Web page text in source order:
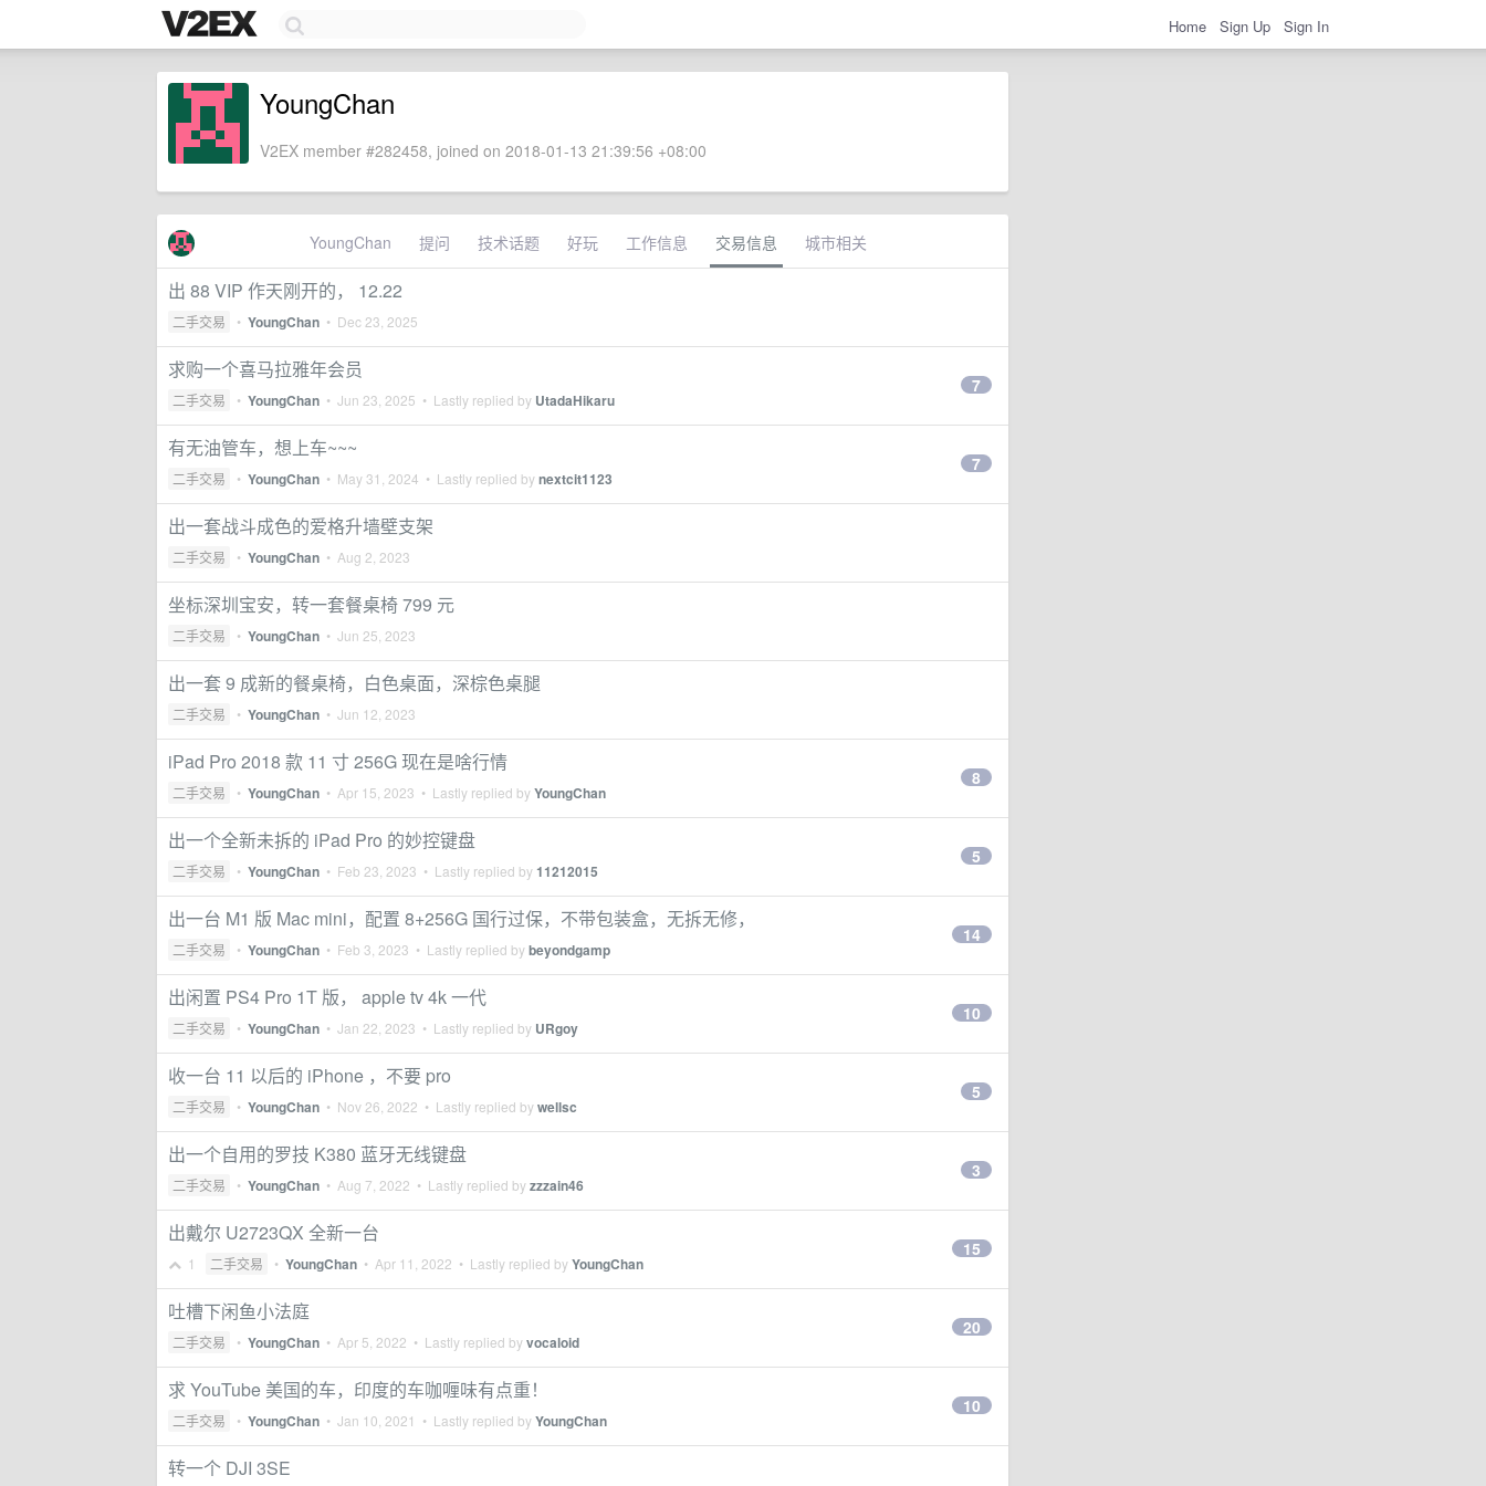
Home Sign Up Sign In
YoungChan
V2EX member #282458, joined on 2018-01-13 21:39:56 +08:00
YoungChan 提问 技术话题 好玩 工作信息 交易信息 城市相关
出 88 VIP 作天刚开的， 12.22
二手交易 • YoungChan • Dec 23, 2025
求购一个喜马拉雅年会员
二手交易 • YoungChan • Jun 23, 2025 • Lastly replied by UtadaHikaru
7
有无油管车，想上车~~~
二手交易 • YoungChan • May 31, 2024 • Lastly replied bynextcit1123
7
出一套战斗成色的爱格升墙壁支架
二手交易 • YoungChan • Aug 2, 2023
坐标深圳宝安，转一套餐桌椅 799 元
二手交易 • YoungChan • Jun 25, 2023
出一套 9 成新的餐桌椅，白色桌面，深棕色桌腿
二手交易 • YoungChan • Jun 12, 2023
iPad Pro 2018 款 11 寸 256G 现在是啥行情
二手交易 • YoungChan • Apr 15, 2023 • Lastly replied byYoungChan
8
出一个全新未拆的 iPad Pro 的妙控键盘
二手交易 • YoungChan • Feb 23, 2023 • Lastly replied by11212015
5
出一台 M1 版 Mac mini，配置 8+256G 国行过保，不带包装盒，无拆无修，
二手交易 • YoungChan • Feb 3, 2023 • Lastly replied bybeyondgamp
14
出闲置 PS4 Pro 1T 版， apple tv 4k 一代
二手交易 • YoungChan • Jan 22, 2023 • Lastly replied by URgoy
10
收一台 11 以后的 iPhone ，不要 pro
二手交易 • YoungChan • Nov 26, 2022 • Lastly replied bywellsc
5
出一个自用的罗技 K380 蓝牙无线键盘
二手交易 • YoungChan • Aug 7, 2022 • Lastly replied byzzzain46
3
出戴尔 U2723QX 全新一台
1 二手交易 • YoungChan • Apr 11, 2022 • Lastly replied byYoungChan
15
吐槽下闲鱼小法庭
二手交易 • YoungChan • Apr 5, 2022 • Lastly replied byvocaloid
20
求 YouTube 美国的车，印度的车咖喱味有点重！
二手交易 • YoungChan • Jan 10, 2021 • Lastly replied byYoungChan
10
转一个 DJI 3SE